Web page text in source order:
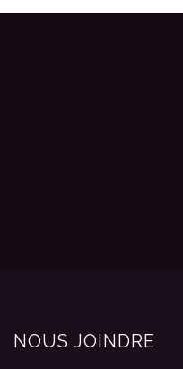
NOUS JOINDRE